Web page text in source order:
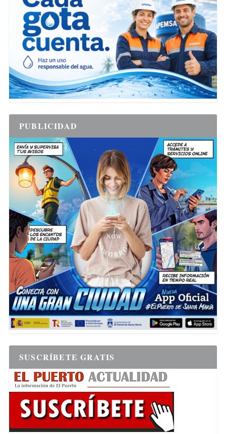
PUBLICIDAD
SUSCRÍBETE GRATIS